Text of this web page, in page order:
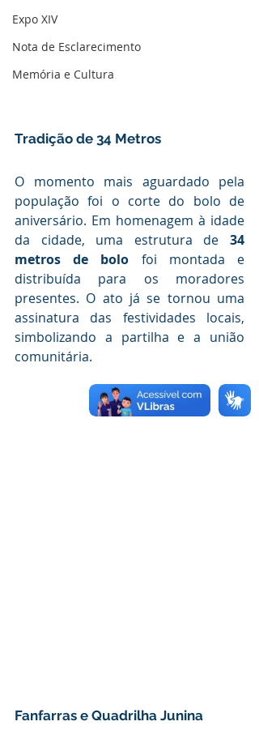
Expo XIV
Nota de Esclarecimento
Memória e Cultura
Tradição de 34 Metros
O momento mais aguardado pela
população foi o corte do bolo de
aniversário. Em homenagem à idade
da cidade, uma estrutura de 34
metros de bolo foi montada e
distribuída para os moradores
presentes. O ato já se tornou uma
assinatura das festividades locais,
simbolizando a partilha e a união
comunitária.
Fanfarras e Quadrilha Junina